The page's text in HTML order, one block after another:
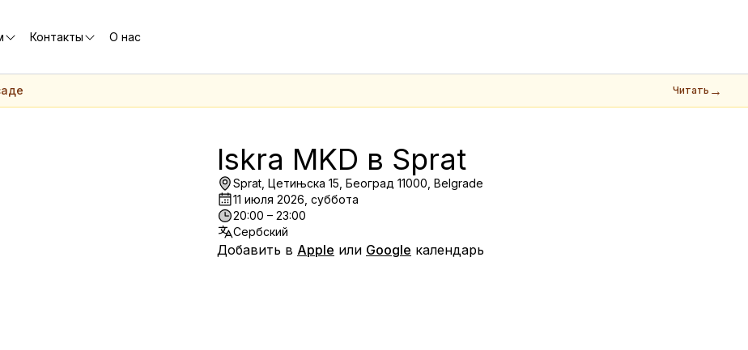
Контакты О нас
Читать →
Iskra MKD в Sprat
Sprat, Цетињска 15, Београд 11000, Belgrade
11 июля 2026, суббота
20:00 – 23:00
Сербский
Добавить в Apple или Google календарь